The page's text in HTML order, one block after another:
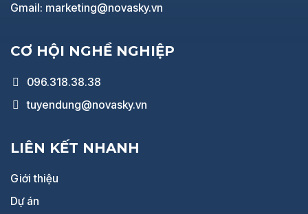
Gmail: marketing@novasky.vn
CƠ HỘI NGHỀ NGHIỆP
096.318.38.38
tuyendung@novasky.vn
LIÊN KẾT NHANH
Giới thiệu
Dự án